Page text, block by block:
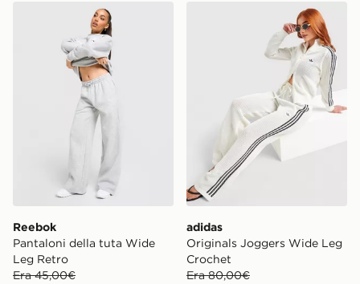
Reebok Pantaloni della tuta Wide Leg Retro
Reebok
Pantaloni della tuta Wide
Leg Retro
Era 45,00€
adidas Originals Joggers
adidas
Originals Joggers Wide Leg
Crochet
Era 80,00€